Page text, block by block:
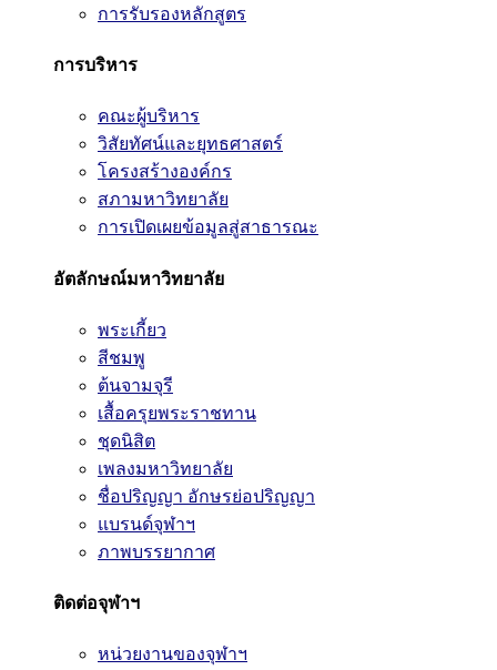
การรับรองหลักสูตร
การบริหาร
คณะผู้บริหาร
วิสัยทัศน์และยุทธศาสตร์
โครงสร้างองค์กร
สภามหาวิทยาลัย
การเปิดเผยข้อมูลสู่สาธารณะ
อัตลักษณ์มหาวิทยาลัย
พระเกี้ยว
สีชมพู
ต้นจามจุรี
เสื้อครุยพระราชทาน
ชุดนิสิต
เพลงมหาวิทยาลัย
ชื่อปริญญา อักษรย่อปริญญา
แบรนด์จุฬาฯ
ภาพบรรยากาศ
ติดต่อจุฬาฯ
หน่วยงานของจุฬาฯ